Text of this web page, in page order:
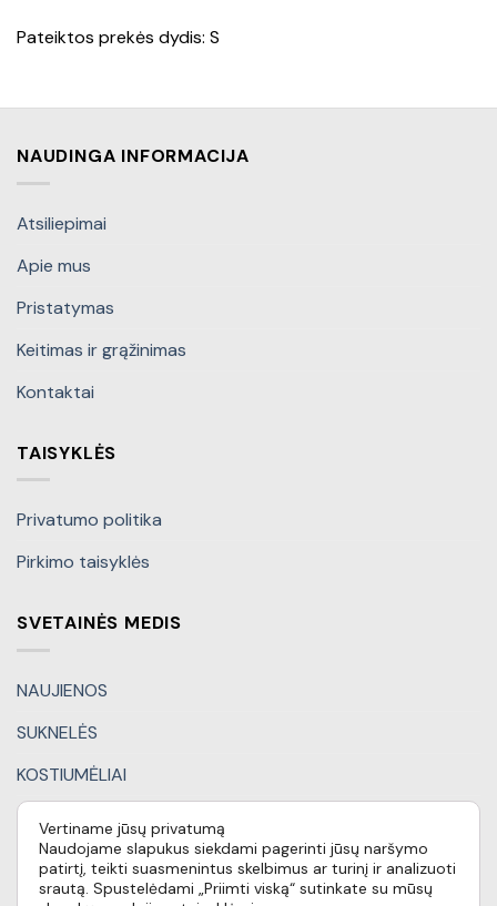
Pateiktos prekės dydis: S
NAUDINGA INFORMACIJA
Atsiliepimai
Apie mus
Pristatymas
Keitimas ir grąžinimas
Kontaktai
TAISYKLĖS
Privatumo politika
Pirkimo taisyklės
SVETAINĖS MEDIS
NAUJIENOS
SUKNELĖS
KOSTIUMĖLIAI
KITI DRABUŽIAI
DOVANŲ KUPONAI
Vertiname jūsų privatumą
Naudojame slapukus siekdami pagerinti jūsų naršymo
patirtį, teikti suasmenintus skelbimus ar turinį ir analizuoti
srautą. Spustelėdami „Priimti viską“ sutinkate su mūsų